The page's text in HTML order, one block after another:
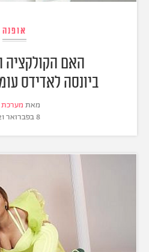
אופנה
האם
ביונסה לאדידס
מאת
8 בפברואר 2021